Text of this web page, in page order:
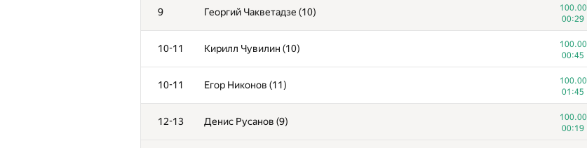
9 Георгий Чакветадзе (10)
100.00
00:29
10-11 Кирилл Чувилин (10)
100.00
00:45
10-11 Егор Никонов (11)
100.00
01:45
12-13 Денис Русанов (9)
100.00
00:19